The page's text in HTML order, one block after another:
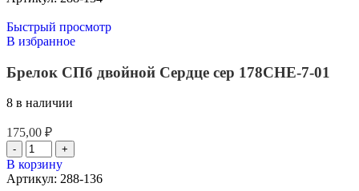
Быстрый просмотр
В избранное
Брелок СПб двойной Сердце сер 178CHE-7-01
8 в наличии
175,00 ₽
В корзину
Артикул: 288-136